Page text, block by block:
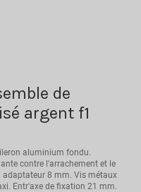
de
argent f1
aluminium fondu.
contre l'arrachement et le
adaptateur 8 mm. Vis métaux
Entr'axe de fixation 21 mm.